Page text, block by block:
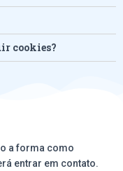
cookies?
a forma como
entrar em contato.